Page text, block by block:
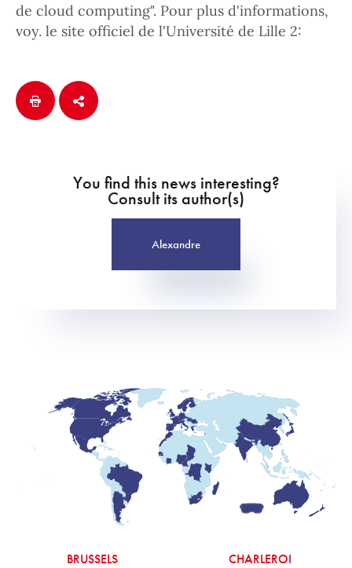
de cloud computing". Pour plus d'informations,
voy. le site officiel de l'Université de Lille 2:
You find this news interesting?
Consult its author(s)
Alexandre
BRUSSELS CHARLEROI